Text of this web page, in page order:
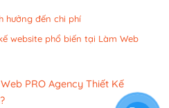
hưởng đến chi phí
website phổ biến tại Làm Web
PRO Agency Thiết Kế